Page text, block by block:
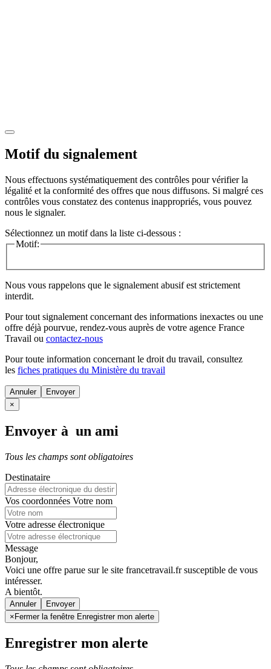
Motif du signalement
Nous effectuons systématiquement des contrôles pour vérifier la
légalité et la conformité des offres que nous diffusons. Si malgré ces
contrôles vous constatez des contenus inappropriés, vous pouvez
nous le signaler.
Sélectionnez un motif dans la liste ci-dessous :
Motif:
Nous vous rappelons que le signalement abusif est strictement
interdit.
Pour tout signalement concernant des informations inexactes ou une
offre déjà pourvue, rendez-vous auprès de votre agence France
Travail ou contactez-nous
Pour toute information concernant le droit du travail, consultez
les fiches pratiques du Ministère du travail
Annuler
×
Envoyer à un ami
Tous les champs sont obligatoires
Destinataire
Vos coordonnées Votre nom
Votre adresse électronique
Message
Bonjour,
Voici une offre parue sur le site francetravail.fr susceptible de vous
intéresser.
A bientôt.
Annuler
× Fermer la fenêtre Enregistrer mon alerte
Enregistrer mon alerte